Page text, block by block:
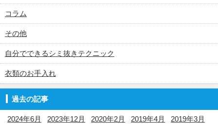
コラム
その他
自分でできるシミ抜きテクニック
衣類のお手入れ
過去の記事
2024年6月 2023年12月 2020年2月 2019年4月
2019年3月